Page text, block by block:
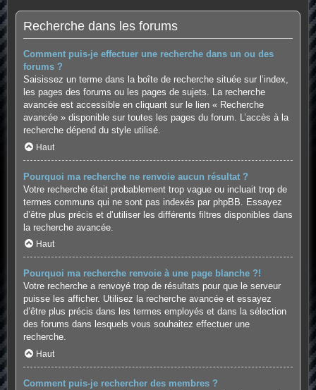
Recherche dans les forums
Comment puis-je effectuer une recherche dans un ou des
forums ?
Saisissez un terme dans la boîte de recherche située sur l’index,
les pages des forums ou les pages de sujets. La recherche
avancée est accessible en cliquant sur le lien « Recherche
avancée » disponible sur toutes les pages du forum. L’accès à la
recherche dépend du style utilisé.
Haut
Pourquoi ma recherche ne renvoie aucun résultat ?
Votre recherche était probablement trop vague ou incluait trop de
termes communs qui ne sont pas indexés par phpBB. Essayez
d’être plus précis et d’utiliser les différents filtres disponibles dans
la recherche avancée.
Haut
Pourquoi ma recherche renvoie à une page blanche ?!
Votre recherche a renvoyé trop de résultats pour que le serveur
puisse les afficher. Utilisez la recherche avancée et essayez
d’être plus précis dans les termes employés et dans la sélection
des forums dans lesquels vous souhaitez effectuer une
recherche.
Haut
Comment puis-je rechercher des membres ?